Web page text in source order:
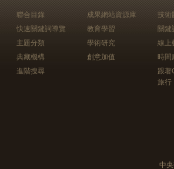
聯合目錄
快速關鍵詞導覽
主題分類
典藏機構
進階搜尋
成果網站資源庫
教育學習
學術研究
創意加值
技術
關鍵
線上
時間
跟
旅行
中